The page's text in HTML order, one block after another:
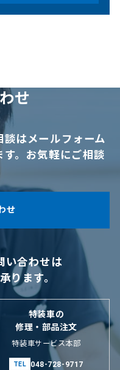
せ
はメールフォーム
。 お気軽にご相談
せ
い合わせは
ります。
特装車の
修理・部品注文
特装車サービス本部
048-728-9717